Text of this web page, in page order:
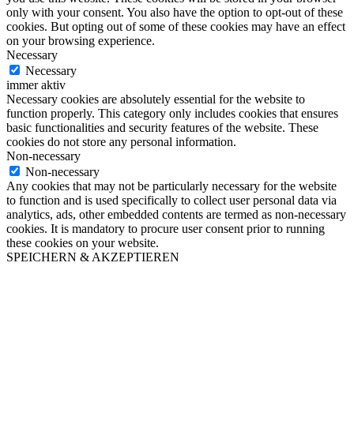
only with your consent. You also have the option to opt-out of these
cookies. But opting out of some of these cookies may have an effect
on your browsing experience.
Necessary
Necessary
immer aktiv
Necessary cookies are absolutely essential for the website to
function properly. This category only includes cookies that ensures
basic functionalities and security features of the website. These
cookies do not store any personal information.
Non-necessary
Non-necessary
Any cookies that may not be particularly necessary for the website
to function and is used specifically to collect user personal data via
analytics, ads, other embedded contents are termed as non-necessary
cookies. It is mandatory to procure user consent prior to running
these cookies on your website.
SPEICHERN & AKZEPTIEREN